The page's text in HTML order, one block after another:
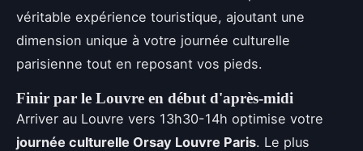
véritable expérience touristique, ajoutant une
dimension unique à votre journée culturelle
parisienne tout en reposant vos pieds.
Finir par le Louvre en début d'après-midi
Arriver au Louvre vers 13h30-14h optimise votre
journée culturelle Orsay Louvre Paris. Le plus